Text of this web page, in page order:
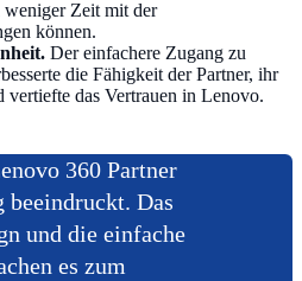
Zeit mit der
können.
Der einfachere Zugang zu
die Fähigkeit der Partner, ihr
vertiefte das Vertrauen in Lenovo.
360 Partner
beeindruckt. Das
und die einfache
es zum